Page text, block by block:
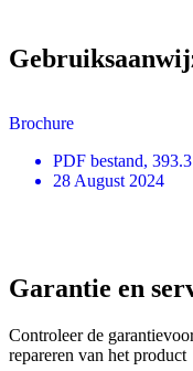
Brochure
PDF bestand,
28 August 2024
Garantie en
Controleer de
repareren van het product